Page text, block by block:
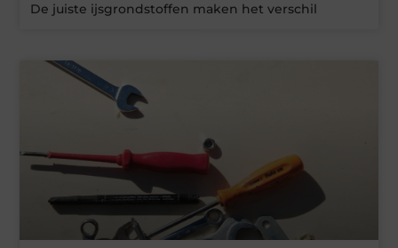
De juiste ijsgrondstoffen maken het verschil